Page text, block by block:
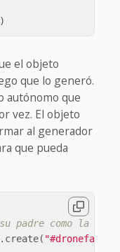
)
el objeto
que lo generó.
autónomo que
vez. El objeto
al generador
que pueda
padre como la URL
. create(